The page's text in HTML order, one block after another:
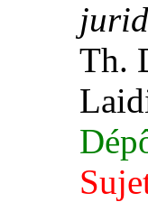
Th.